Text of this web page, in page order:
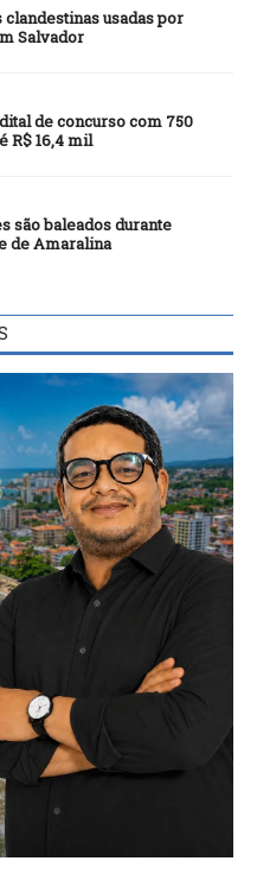
usadas por
Salvador
de concurso com 750
R$ 16,4 mil
são baleados durante
de Amaralina